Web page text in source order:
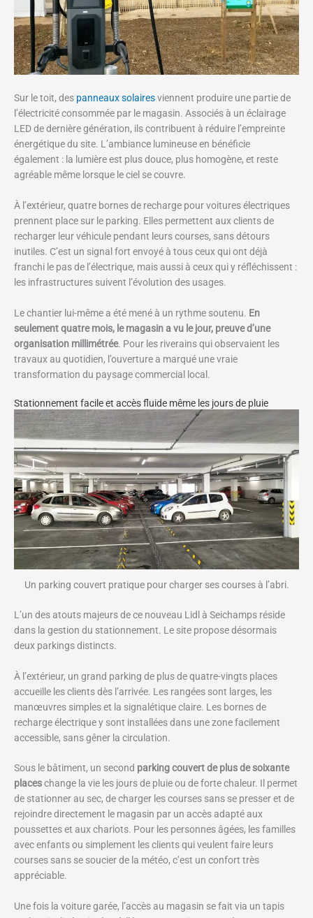
Sur le toit, des panneaux solairesviennent produire une partie de
l’électricité consommée par le magasin. Associés à un éclairage
LED de dernière génération, ils contribuent à réduire l’empreinte
énergétique du site. L’ambiance lumineuse en bénéficie
également : la lumière est plus douce, plus homogène, et reste
agréable même lorsque le ciel se couvre.
À l’extérieur, quatre bornes de recharge pour voitures électriques
prennent place sur le parking. Elles permettent aux clients de
recharger leur véhicule pendant leurs courses, sans détours
inutiles. C’est un signal fort envoyé à tous ceux qui ont déjà
franchi le pas de l’électrique, mais aussi à ceux qui y réfléchissent :
les infrastructures suivent l’évolution des usages.
Le chantier lui-même a été mené à un rythme soutenu. En
seulement quatre mois, le magasin a vu le jour, preuve d’une
organisation millimétrée. Pour les riverains qui observaient les
travaux au quotidien, l’ouverture a marqué une vraie
transformation du paysage commercial local.
Stationnement facile et accès fluide même les jours de pluie
Un parking couvert pratique pour charger ses courses à l’abri.
L’un des atouts majeurs de ce nouveau Lidl à Seichamps réside
dans la gestion du stationnement. Le site propose désormais
deux parkings distincts.
À l’extérieur, un grand parking de plus de quatre-vingts places
accueille les clients dès l’arrivée. Les rangées sont larges, les
manœuvres simples et la signalétique claire. Les bornes de
recharge électrique y sont installées dans une zone facilement
accessible, sans gêner la circulation.
Sous le bâtiment, un second parking couvert de plus de soixante
placeschange la vie les jours de pluie ou de forte chaleur. Il permet
de stationner au sec, de charger les courses sans se presser et de
rejoindre directement le magasin par un accès adapté aux
poussettes et aux chariots. Pour les personnes âgées, les familles
avec enfants ou simplement les clients qui veulent faire leurs
courses sans se soucier de la météo, c’est un confort très
appréciable.
Une fois la voiture garée, l’accès au magasin se fait via un tapis